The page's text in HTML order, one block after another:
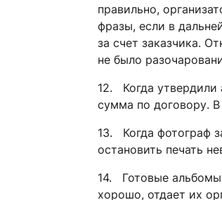
правильно,
фразы, если в
за счет заказчика.
не было
12. Когда утвердили
сумма по договору. В
13. Когда фотограф
остановить печать
14. Готовые альбомы
хорошо, отдает их